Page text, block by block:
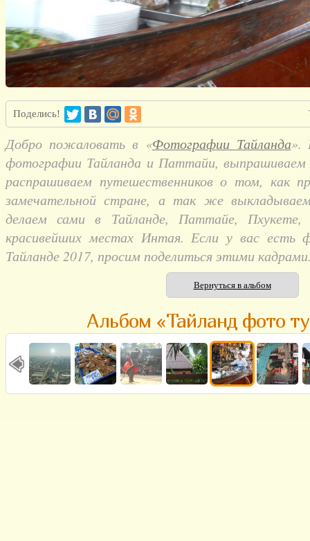
Поделись!
Добро пожаловать в «Фотографии Тайланда».
фотографии Тайланда и Паттайи, выпрашиваем
распрашиваем путешественников о том, как
замечательной стране, а так же
делаем сами в Тайланде, Паттайе,
красивейших местах Интая. Если у вас есть
Тайланде 2017, просим поделиться этими
Вернуться в альбом
Альбом «Тайланд фото